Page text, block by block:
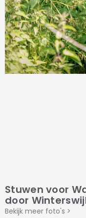
Stuwen voor
door
Bekijk meer foto's >